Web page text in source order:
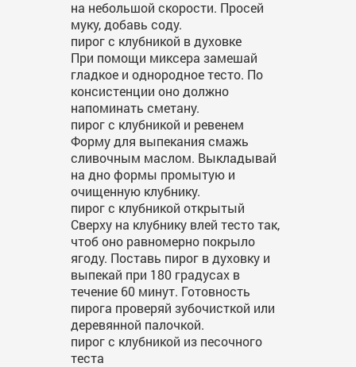
на небольшой скорости. Просей
муку, добавь соду.
пирог с клубникой в духовке
При помощи миксера замешай
гладкое и однородное тесто. По
консистенции оно должно
напоминать сметану.
пирог с клубникой и ревенем
Форму для выпекания смажь
сливочным маслом. Выкладывай
на дно формы промытую и
очищенную клубнику.
пирог с клубникой открытый
Сверху на клубнику влей тесто так,
чтоб оно равномерно покрыло
ягоду. Поставь пирог в духовку и
выпекай при 180 градусах в
течение 60 минут. Готовность
пирога проверяй зубочисткой или
деревянной палочкой.
пирог с клубникой из песочного
теста